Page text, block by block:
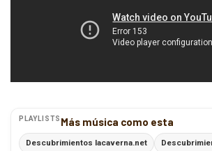
PLAYLISTS Más música como esta
Descubrimientos lacaverna.net